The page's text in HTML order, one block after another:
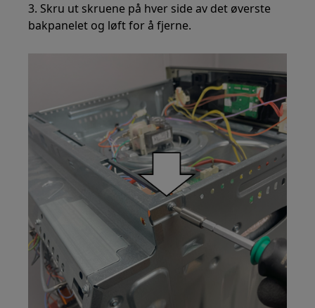
3. Skru ut skruene på hver side av det øverste
bakpanelet og løft for å fjerne.